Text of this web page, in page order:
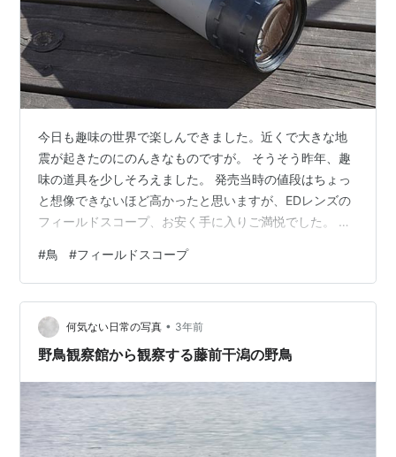
今日も趣味の世界で楽しんできました。近くで大きな地
震が起きたのにのんきなものですが。 そうそう昨年、趣
味の道具を少しそろえました。 発売当時の値段はちょっ
と想像できないほど高かったと思いますが、EDレンズの
フィールドスコープ、お安く手に入りご満悦でした。 で
汚れてしまいます。 何かキャップにできないか探してい
ると、ピッタリな物発見。味付のりの瓶の蓋です。 ピッ
タリ！ 内側に、隙間テープを貼って、すぐに取れないよ
うに。 でも一周するときつくてはめることができません
でした。3カ所に小さく切って貼りました。 う～ん、賞
#鳥 #フィールドスコープ
何気ない日常の写真 • 3年前
野鳥観察館から観察する藤前干潟の野鳥